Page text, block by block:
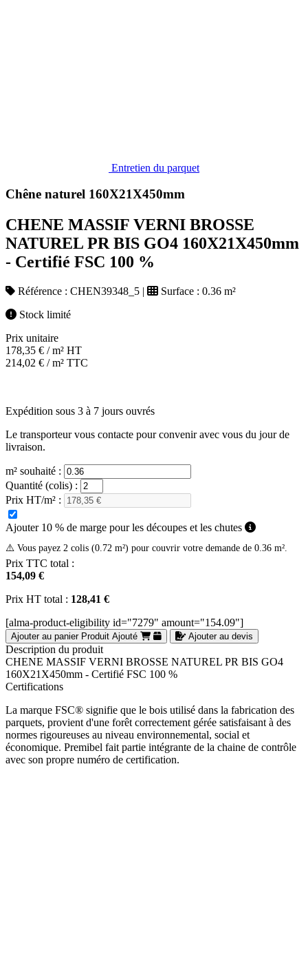
Entretien du parquet
Chêne naturel 160X21X450mm
CHENE MASSIF VERNI BROSSE
NATUREL PR BIS GO4 160X21X450mm
- Certifié FSC 100 %
Référence : CHEN39348_5 | Surface : 0.36 m²
Stock limité
Prix unitaire
178,35 € / m² HT
214,02 € / m² TTC
Expédition sous 3 à 7 jours ouvrés
Le transporteur vous contacte pour convenir avec vous du jour de
livraison.
m² souhaité :
Quantité (colis) :
Prix HT/m² :
Ajouter 10 % de marge pour les découpes et les chutes
⚠️ Vous payez 2 colis (0.72 m²) pour couvrir votre demande de 0.36 m².
Prix TTC total :
154,09 €
Prix HT total : 128,41 €
[alma-product-eligibility id="7279" amount="154.09"]
Ajouter au panier Produit Ajouté Ajouter au devis
Description du produit
CHENE MASSIF VERNI BROSSE NATUREL PR BIS GO4
160X21X450mm - Certifié FSC 100 %
Certifications
La marque FSC® signifie que le bois utilisé dans la fabrication des
parquets, provient d'une forêt correctement gérée satisfaisant à des
normes rigoureuses au niveau environnemental, social et
économique. Premibel fait partie intégrante de la chaine de contrôle
avec son propre numéro de certification.